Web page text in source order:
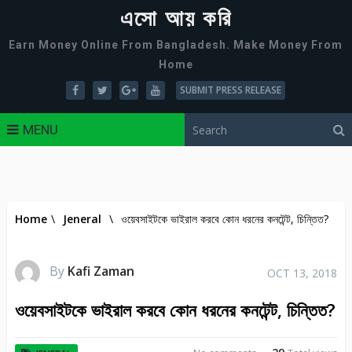
এসো আয় করি
Earn Money Online From Bangladesh. Make Money From
Home
SUBMIT PRESS RELEASE
MENU
Home \ Jeneral \ ওয়েবসাইটকে ভাইরাল করবে কোন ধরনের কনটেন্ট, চিন্তিত?
By Kafi Zaman OCT 13, 2018
ওয়েবসাইটকে ভাইরাল করবে কোন ধরনের কনটেন্ট, চিন্তিত?